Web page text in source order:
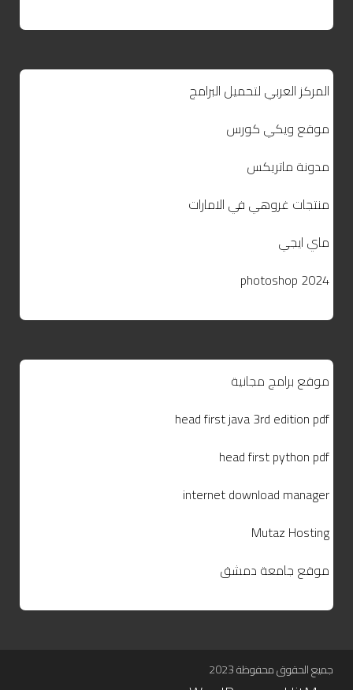
المركز العربي لتحميل البرامج
موقع ويكي كورس
مدونة ماتريكس
منتجات غروهي في الامارات
ماي ايجي
photoshop 2024
موقع برامج مجانية
head first java 3rd edition pdf
head first python pdf
internet download manager
Mutaz Hosting
موقع جامعة دمشق
جميع الحقوق محفوظة 2023